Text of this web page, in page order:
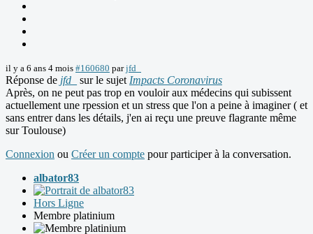
il y a 6 ans 4 mois #160680 parjfd_
Réponse de jfd_ sur le sujet Impacts Coronavirus
Après, on ne peut pas trop en vouloir aux médecins qui subissent
actuellement une rpession et un stress que l'on a peine à imaginer ( et
sans entrer dans les détails, j'en ai reçu une preuve flagrante même
sur Toulouse)
Connexion ou Créer un compte pour participer à la conversation.
albator83
Hors Ligne
Membre platinium